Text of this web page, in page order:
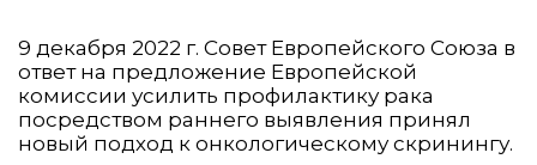
9 декабря 2022 г. Совет Европейского Союза в
ответ на предложение Европейской
комиссии усилить профилактику рака
посредством раннего выявления принял
новый подход к онкологическому скринингу.